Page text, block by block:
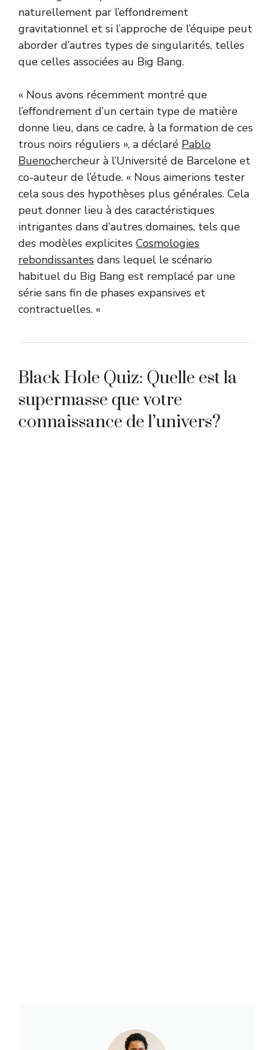
naturellement par l’effondrement
gravitationnel et si l’approche de l’équipe peut
aborder d’autres types de singularités, telles
que celles associées au Big Bang.
« Nous avons récemment montré que
l’effondrement d’un certain type de matière
donne lieu, dans ce cadre, à la formation de ces
trous noirs réguliers », a déclaré Pablo
Buenochercheur à l’Université de Barcelone et
co-auteur de l’étude. « Nous aimerions tester
cela sous des hypothèses plus générales. Cela
peut donner lieu à des caractéristiques
intrigantes dans d’autres domaines, tels que
des modèles explicites Cosmologies
rebondissantes dans lequel le scénario
habituel du Big Bang est remplacé par une
série sans fin de phases expansives et
contractuelles. «
Black Hole Quiz: Quelle est la
supermasse que votre
connaissance de l’univers?